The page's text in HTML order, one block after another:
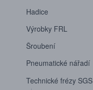
Hadice
Výrobky FRL
Šroubení
Pneumatické nářadí
Technické frézy SGS